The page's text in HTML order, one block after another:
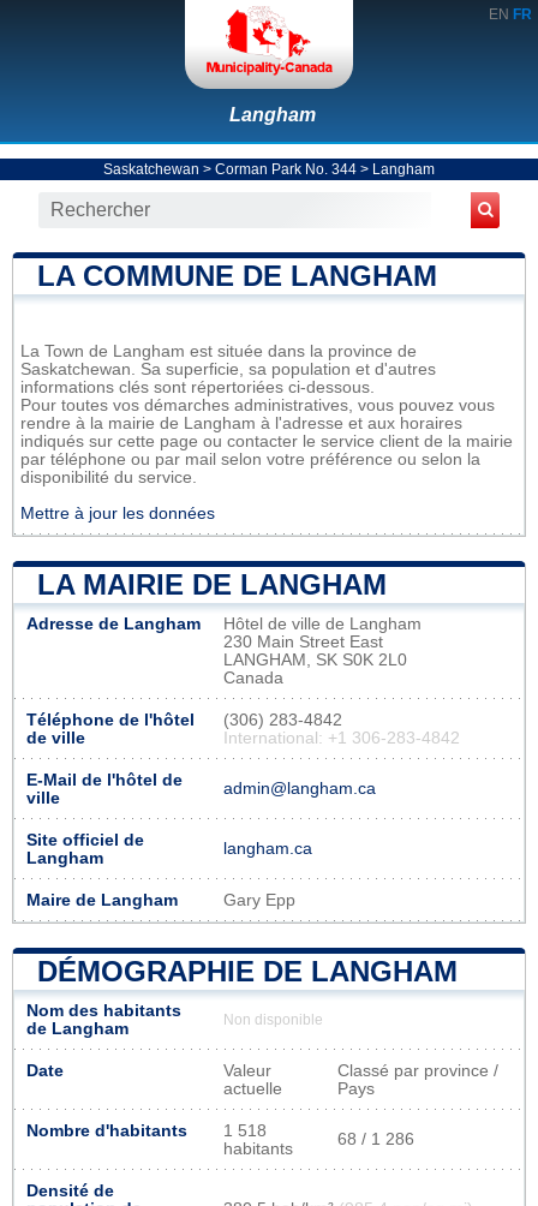
EN FR
Langham
Saskatchewan > Corman Park No. 344 > Langham
LA COMMUNE DE LANGHAM
La Town de Langham est située dans la province de
Saskatchewan. Sa superficie, sa population et d'autres
informations clés sont répertoriées ci-dessous.
Pour toutes vos démarches administratives, vous pouvez vous
rendre à la mairie de Langham à l'adresse et aux horaires
indiqués sur cette page ou contacter le service client de la mairie
par téléphone ou par mail selon votre préférence ou selon la
disponibilité du service.
Mettre à jour les données
LA MAIRIE DE LANGHAM
Adresse de Langham
Hôtel de ville de Langham
230 Main Street East
LANGHAM, SK S0K 2L0
Canada
Téléphone de l'hôtel
de ville
(306) 283-4842
International: +1 306-283-4842
E-Mail de l'hôtel de
ville
admin@langham.ca
Site officiel de
Langham
langham.ca
Maire de Langham Gary Epp
DÉMOGRAPHIE DE LANGHAM
Nom des habitants
de Langham
Non disponible
Date
Valeur
actuelle
Classé par province /
Pays
Nombre d'habitants
1 518
habitants
68 / 1 286
Densité de